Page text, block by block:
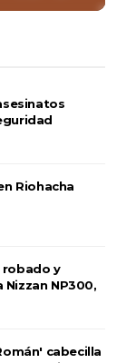
Riohacha
robado y
NP300,
cabecilla